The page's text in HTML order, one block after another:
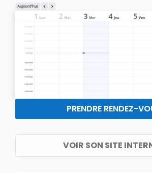
PRENDRE RENDEZ-
VOIR SON SITE